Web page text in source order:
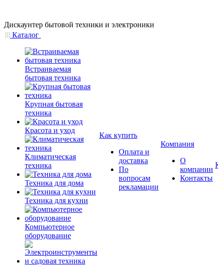
Дискаунтер бытовой техники и электроники
Каталог
Встраиваемая
бытовая техника
Крупная бытовая
техника
Красота и уход
Климатическая
техника
Техника для дома
Техника для кухни
Компьютерное
оборудование
Как купить
Оплата и
доставка
По
вопросам
рекламации
Компания
О
компании
Контакты